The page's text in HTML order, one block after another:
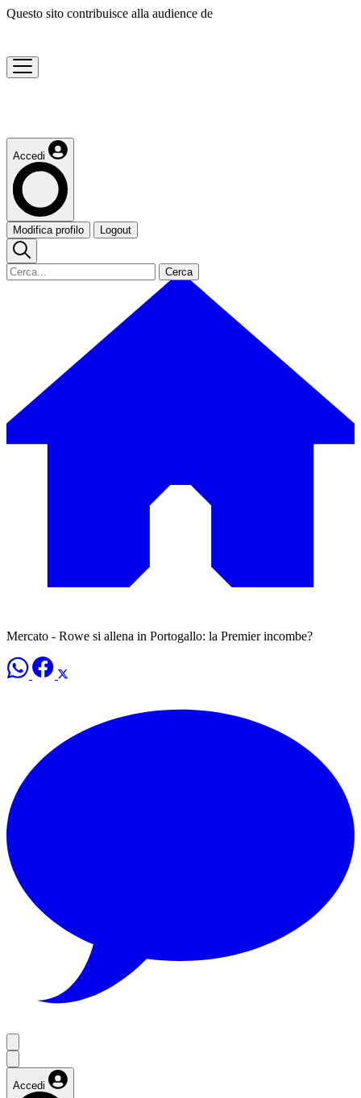
Questo sito contribuisce alla audience de
Accedi
Modifica profilo Logout
Cerca
Mercato - Rowe si allena in Portogallo: la Premier incombe?
Accedi